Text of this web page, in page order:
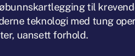
til
til
teknologi med tung
uansett forhold.